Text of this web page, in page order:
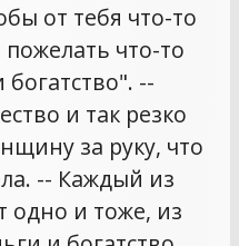
от тебя что-то
что-то
--
и так резко
за руку, что
-- Каждый из
одно и тоже, из